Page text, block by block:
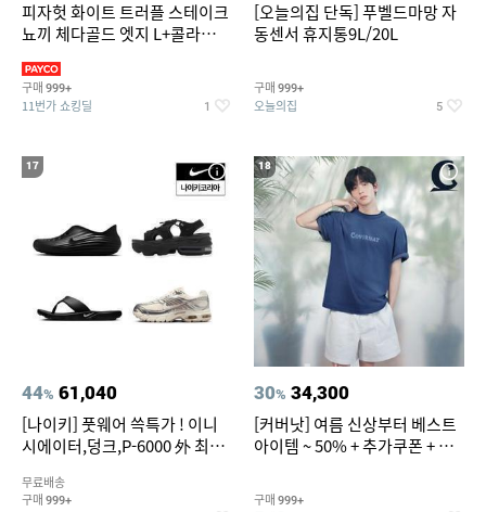
피자헛 화이트 트러플 스테이크
뇨끼 체다골드 엣지 L+콜라
구매 999+
11번가 쇼킹딜 1
[오늘의집 단독] 푸벨드마망 자
동센서 휴지통9L/20L
구매 999+
오늘의집 5
17
44% 61,040
[나이키] 풋웨어 쓱특가 ! 이니
시에이터,덩크,P-6000 外 최대
무료배송
구매 999+
18
30% 34,300
[커버낫] 여름 신상부터 베스트
아이템 ~ 50% + 추가쿠폰 + 카
구매 999+